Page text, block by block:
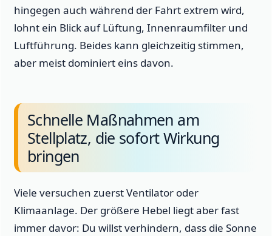
hingegen auch während der Fahrt extrem wird,
lohnt ein Blick auf Lüftung, Innenraumfilter und
Luftführung. Beides kann gleichzeitig stimmen,
aber meist dominiert eins davon.
Schnelle Maßnahmen am
Stellplatz, die sofort Wirkung
bringen
Viele versuchen zuerst Ventilator oder
Klimaanlage. Der größere Hebel liegt aber fast
immer davor: Du willst verhindern, dass die Sonne